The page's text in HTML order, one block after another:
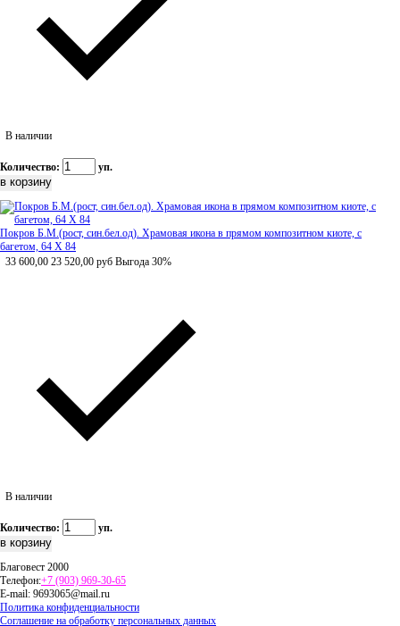
В наличии
Количество: уп.
Покров Б.М.(рост, син.бел.од). Храмовая икона в прямом композитном киоте, с
багетом, 64 Х 84
33 600,00 23 520,00 руб Выгода 30%
В наличии
Количество: уп.
Благовест 2000
Телефон:+7 (903) 969-30-65
E-mail: 9693065@mail.ru
Политика конфиденциальности
Соглашение на обработку персональных данных